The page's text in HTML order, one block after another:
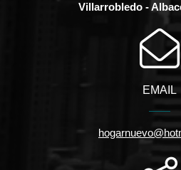
Villarrobledo -
EMAIL